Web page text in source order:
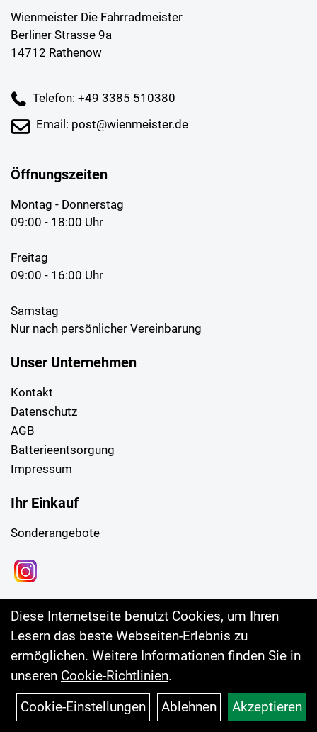
Wienmeister Die Fahrradmeister
Berliner Strasse 9a
14712 Rathenow
Telefon: +49 3385 510380
Email: post@wienmeister.de
Öffnungszeiten
Montag - Donnerstag
09:00 - 18:00 Uhr
Freitag
09:00 - 16:00 Uhr
Samstag
Nur nach persönlicher Vereinbarung
Unser Unternehmen
Kontakt
Datenschutz
AGB
Batterieentsorgung
Impressum
Ihr Einkauf
Sonderangebote
Diese Internetseite benutzt Cookies, um Ihren
Lesern das beste Webseiten-Erlebnis zu
ermöglichen. Weitere Informationen finden Sie in
unseren Cookie-Richtlinien.
Cookie-Einstellungen
Ablehnen Akzeptieren